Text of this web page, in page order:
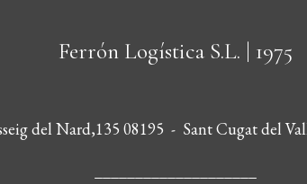
Ferrón Logística S.L. | 1975
del Nard,135 08195 - Sant Cugat del